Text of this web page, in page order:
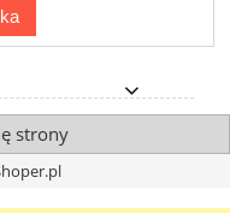
strony